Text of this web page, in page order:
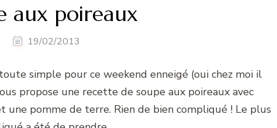
aux poireaux
19/02/2013
simple pour ce weekend enneigé (oui chez moi il
propose une recette de soupe aux poireaux avec
une pomme de terre. Rien de bien compliqué ! Le plus